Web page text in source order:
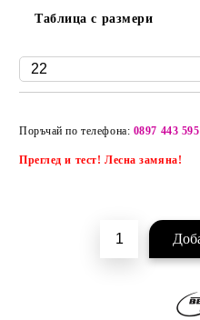
Таблица с размери
Поръчай по телефона: 0897 443 595
Преглед и тест! Лесна замяна!